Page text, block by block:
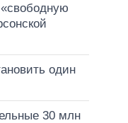
один
30 млн